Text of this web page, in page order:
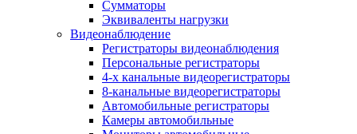
Сумматоры
Эквиваленты нагрузки
Видеонаблюдение
Регистраторы видеонаблюдения
Персональные регистраторы
4-х канальные видеорегистраторы
8-канальные видеорегистраторы
Автомобильные регистраторы
Камеры автомобильные